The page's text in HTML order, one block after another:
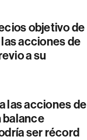
objetivo de
acciones de
a su
las acciones de
balance
ser récord